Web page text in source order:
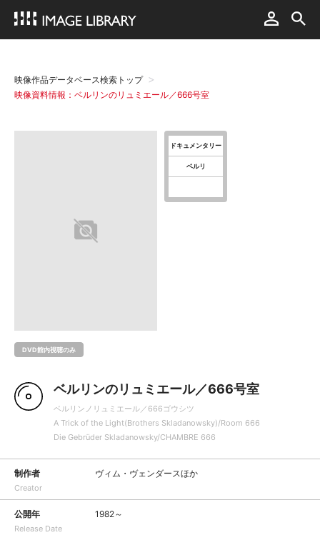
映像作品データベース検索トップ
映像資料情報：ベルリンのリュミエール／666号室
DVD館内視聴のみ
ドキュメンタリー
ベルリ
ベルリンのリュミエール／666号室
ベルリンノリュミエール／666ゴウシツ
A Trick of the Light(Brothers Skladanowsky)/Room 666
Die Gebrüder Skladanowsky/CHAMBRE 666
制作者
Creator
ヴィム・ヴェンダースほか
公開年
Release Date
1982～